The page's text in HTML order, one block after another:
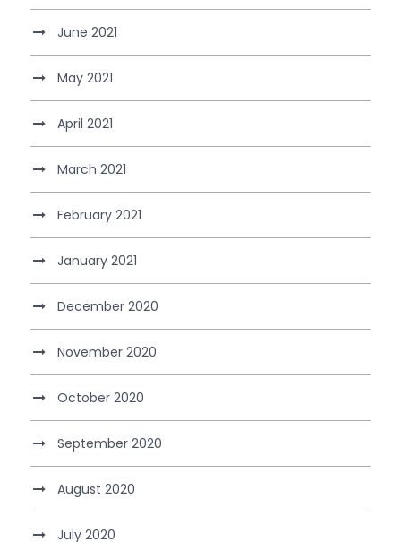
June 2021
May 2021
April 2021
March 2021
February 2021
January 2021
December 2020
November 2020
October 2020
September 2020
August 2020
July 2020